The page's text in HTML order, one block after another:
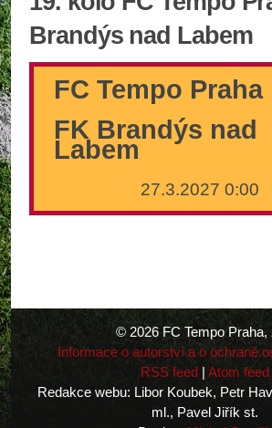
Brandýs nad Labem
FC Tempo Praha
FK Brandýs nad
Labem
27.3.2027 0:00
© 2026 FC Tempo Praha,
Informace o autorství a o ochraně
RSS feed| Atom feed
Redakce webu: Libor Koubek, Petr
ml., Pavel Jiřík st.